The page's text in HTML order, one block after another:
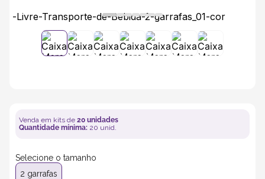
Venda em kits de 20 unidades
Quantidade mínima: 20 unid.
Selecione o tamanho
2 garrafas
transporte